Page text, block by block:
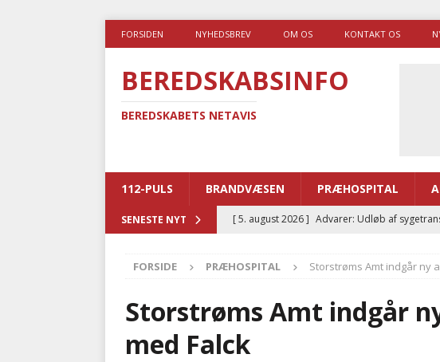
FORSIDEN NYHEDSBREV OM OS KONTAKT OS
BEREDSKABSINFO
BEREDSKABETS NETAVIS
112-PULS BRANDVÆSEN PRÆHOSPITAL
SENESTE NYT [ 5. august 2026 ] Advarer: Udløb af
[ 5. august 2026 ] Ny ambulance og el-
[ 4. august 2026 ]
Brandvæsenerne brugte
[ 4. august 2026 ]
FORSIDE PRÆHOSPITAL Storstrøms Amt indgår ny
Storstrøms Amt indgår
med Falck